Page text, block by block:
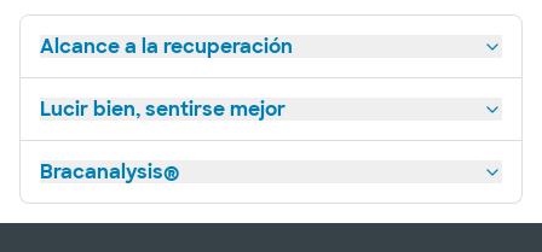
Alcance a la recuperación
Lucir bien, sentirse mejor
Bracanalysis®